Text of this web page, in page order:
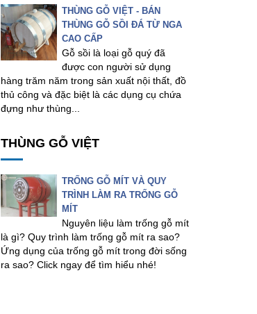
THÙNG GỖ VIỆT - BÁN
THÙNG GỖ SỒI ĐÁ TỪ NGA
CAO CẤP
Gỗ sồi là loại gỗ quý đã
được con người sử dụng
hàng trăm năm trong sản xuất nội thất, đồ
thủ công và đặc biệt là các dụng cụ chứa
đựng như thùng...
THÙNG GỖ VIỆT
TRỐNG GỖ MÍT VÀ QUY
TRÌNH LÀM RA TRỐNG GỖ
MÍT
Nguyên liệu làm trống gỗ mít
là gì? Quy trình làm trống gỗ mít ra sao?
Ứng dụng của trống gỗ mít trong đời sống
ra sao? Click ngay để tìm hiểu nhé!